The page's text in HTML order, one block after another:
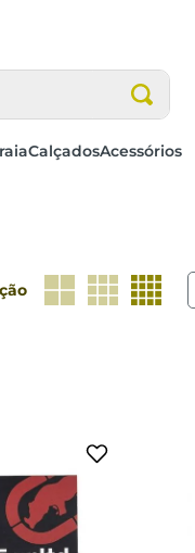
CalçadosAcessórios
39 AO 44